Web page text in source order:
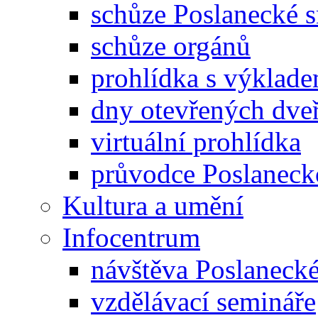
schůze Poslanecké
schůze orgánů
prohlídka s
dny otevřených
virtuální prohlídka
průvodce
Kultura a umění
Infocentrum
návštěva
vzdělávací semináře